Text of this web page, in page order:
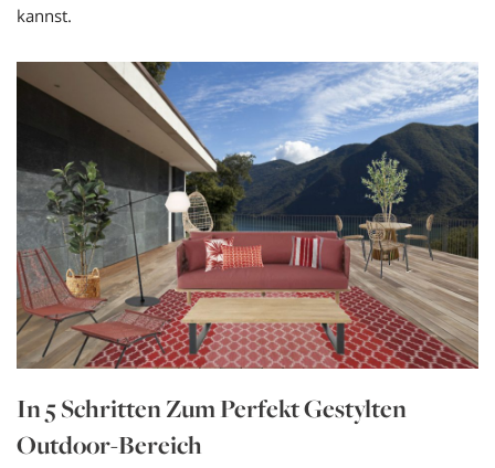
kannst.
In 5 Schritten Zum Perfekt Gestylten
Outdoor-Bereich